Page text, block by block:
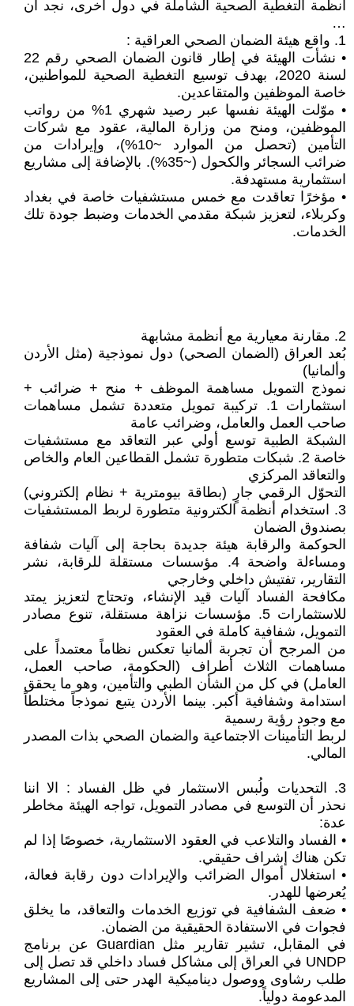
أنظمة التغطية الصحية الشاملة في دول أخرى، نجد ان
…
1. واقع هيئة الضمان الصحي العراقية :
• نشأت الهيئة في إطار قانون الضمان الصحي رقم 22
لسنة 2020، بهدف توسيع التغطية الصحية للمواطنين،
خاصة الموظفين والمتقاعدين.
• موّلت الهيئة نفسها عبر رصيد شهري 1% من رواتب
الموظفين، ومنح من وزارة المالية، عقود مع شركات
التأمين (تحصل من الموارد ~10%)، وإيرادات من
ضرائب السجائر والكحول (~35%). بالإضافة إلى مشاريع
استثمارية مستهدفة.
• مؤخرًا تعاقدت مع خمس مستشفيات خاصة في بغداد
وكربلاء، لتعزيز شبكة مقدمي الخدمات وضبط جودة تلك
الخدمات.
2. مقارنة معيارية مع أنظمة مشابهة
بُعد العراق (الضمان الصحي) دول نموذجية (مثل الأردن
وألمانيا)
نموذج التمويل مساهمة الموظف + منح + ضرائب +
استثمارات 1. تركيبة تمويل متعددة تشمل مساهمات
صاحب العمل والعامل، وضرائب عامة
الشبكة الطبية توسع أولي عبر التعاقد مع مستشفيات
خاصة 2. شبكات متطورة تشمل القطاعين العام والخاص
والتعاقد المركزي
التحوّل الرقمي جارٍ (بطاقة بيومترية + نظام إلكتروني)
3. استخدام أنظمة الكترونية متطورة لربط المستشفيات
بصندوق الضمان
الحوكمة والرقابة هيئة جديدة بحاجة إلى آليات شفافة
ومساءلة واضحة 4. مؤسسات مستقلة للرقابة، نشر
التقارير، تفتيش داخلي وخارجي
مكافحة الفساد آليات قيد الإنشاء، وتحتاج لتعزيز يمتد
للاستثمارات 5. مؤسسات نزاهة مستقلة، تنوع مصادر
التمويل، شفافية كاملة في العقود
من المرجح أن تجربة ألمانيا تعكس نظاماً معتمداً على
مساهمات الثلاث أطراف (الحكومة، صاحب العمل،
العامل) في كل من الشأن الطبي والتأمين، وهو ما يحقق
استدامة وشفافية أكبر. بينما الأردن يتبع نموذجاً مختلطاً
مع وجود رؤية رسمية
لربط التأمينات الاجتماعية والضمان الصحي بذات المصدر
المالي.
3. التحديات ولُبس الاستثمار في ظل الفساد : الا اننا
نحذر أن التوسع في مصادر التمويل، تواجه الهيئة مخاطر
عدة:
• الفساد والتلاعب في العقود الاستثمارية، خصوصًا إذا لم
تكن هناك إشراف حقيقي.
• استغلال أموال الضرائب والإيرادات دون رقابة فعالة،
يُعرضها للهدر.
• ضعف الشفافية في توزيع الخدمات والتعاقد، ما يخلق
فجوات في الاستفادة الحقيقية من الضمان.
في المقابل، تشير تقارير مثل Guardian عن برنامج
UNDP في العراق إلى مشاكل فساد داخلي قد تصل إلى
طلب رشاوى ووصول ديناميكية الهدر حتى إلى المشاريع
المدعومة دولياً.